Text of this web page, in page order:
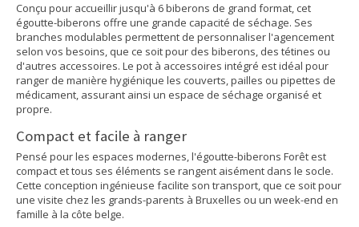
Conçu pour accueillir jusqu'à 6 biberons de grand format, cet
égoutte-biberons offre une grande capacité de séchage. Ses
branches modulables permettent de personnaliser l'agencement
selon vos besoins, que ce soit pour des biberons, des tétines ou
d'autres accessoires. Le pot à accessoires intégré est idéal pour
ranger de manière hygiénique les couverts, pailles ou pipettes de
médicament, assurant ainsi un espace de séchage organisé et
propre.
Compact et facile à ranger
Pensé pour les espaces modernes, l'égoutte-biberons Forêt est
compact et tous ses éléments se rangent aisément dans le socle.
Cette conception ingénieuse facilite son transport, que ce soit pour
une visite chez les grands-parents à Bruxelles ou un week-end en
famille à la côte belge.